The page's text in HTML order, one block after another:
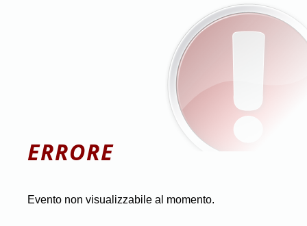
ERRORE
Evento non visualizzabile al momento.